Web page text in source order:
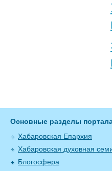
Основные разделы
Хабаровская Епархия
Хабаровская духовная
Блогосфера